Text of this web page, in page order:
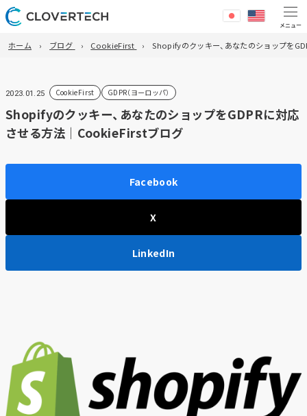
ホーム ブログ CookieFirst Shopifyのクッキー、あなたのショップを
2023.01.25 CookieFirst GDPR（ヨーロッパ）
Shopifyのクッキー、あなたのショップをGDPRに対応
させる方法｜CookieFirstブログ
Facebook
X
LinkedIn